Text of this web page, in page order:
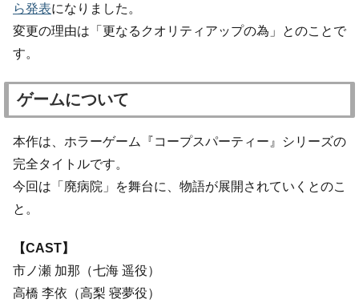
ら発表になりました。
変更の理由は「更なるクオリティアップの為」とのことで
す。
ゲームについて
本作は、ホラーゲーム『コープスパーティー』シリーズの
完全タイトルです。
今回は「廃病院」を舞台に、物語が展開されていくとのこ
と。
【CAST】
市ノ瀬 加那（七海 遥役）
高橋 李依（高梨 寝夢役）